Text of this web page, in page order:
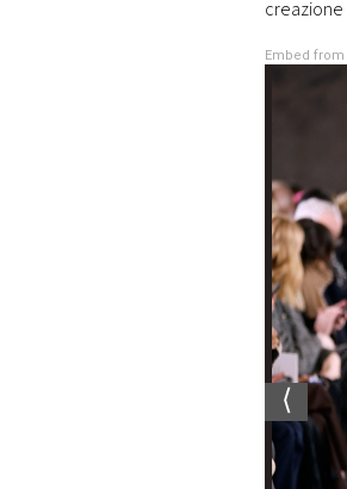
Embed from